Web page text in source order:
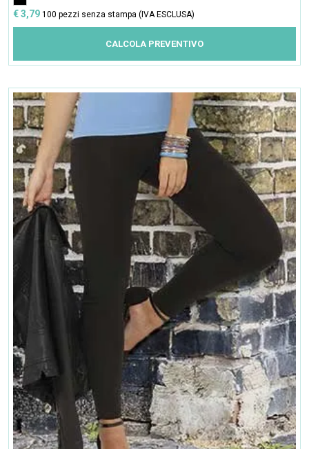
€ 3,79 100 pezzi senza stampa (IVA ESCLUSA)
CALCOLA PREVENTIVO